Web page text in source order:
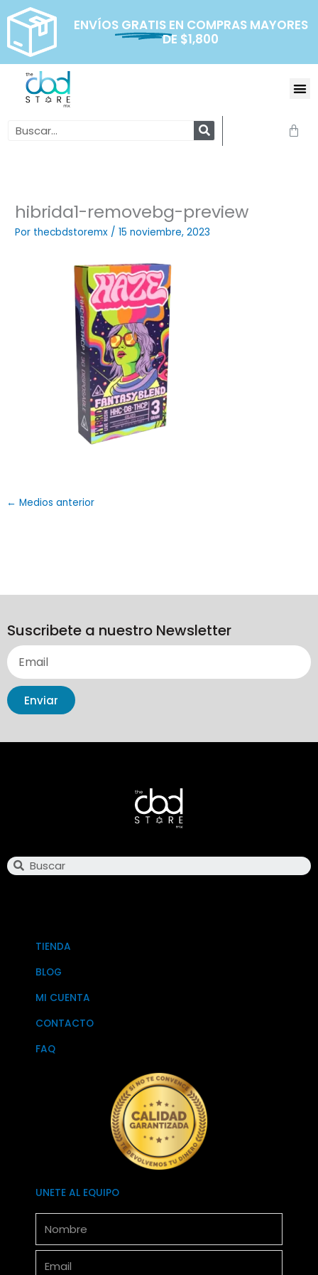
contenido
ENVÍOS GRATIS EN COMPRAS MAYORES
DE $1,800
Search
hibrida1-removebg-preview
Por thecbdstoremx /15 noviembre, 2023
← Medios anterior
Suscribete a nuestro Newsletter
Enviar
TIENDA
BLOG
MI CUENTA
CONTACTO
FAQ
UNETE AL EQUIPO